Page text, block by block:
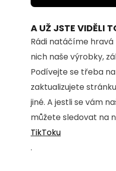
A UŽ JSTE VIDĚLI
Rádi natáčíme
nich naše výrobky,
Podívejte se třeba
zaktualizujete
jiné. A jestli se vám
můžete sledovat na
TikToku
.